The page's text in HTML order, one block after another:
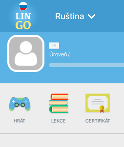
Ruština
Úroveň/
HRÁT LEKCE CERTIFIKÁT